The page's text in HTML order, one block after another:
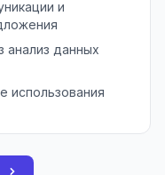
и
анализ данных
использования